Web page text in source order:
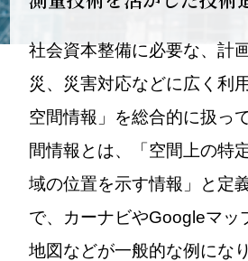
社会資本整備に必要な、計
災、災害対応などに広く利
空間情報」を総合的に扱っ
間情報とは、「空間上の特
域の位置を示す情報」と定
で、カーナビやGoogleマッ
地図などが一般的な例にな